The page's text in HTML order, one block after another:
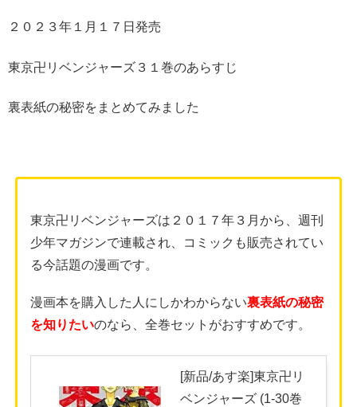
２０２３年１月１７日発売
東京卍リベンジャーズ３１巻のあらすじ
裏表紙の秘密をまとめてみました
東京卍リベンジャーズは２０１７年３月から、週刊
少年マガジンで連載され、コミックも販売されてい
る今話題の漫画です。
漫画本を購入した人にしかわからない裏表紙の秘密
を知りたいのなら、全巻セットがおすすめです。
[新品/あす楽]東京卍リ
ベンジャーズ (1-30巻